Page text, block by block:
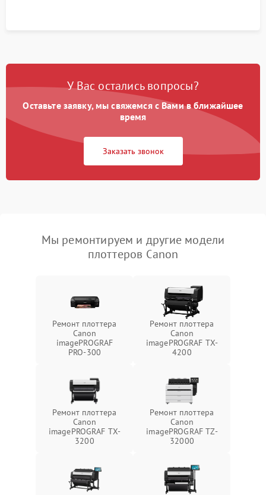
У Вас остались вопросы?
Оставьте заявку, мы свяжемся с Вами в ближайшее
время
Заказать звонок
Мы ремонтируем и другие модели
плоттеров Canon
Ремонт плоттера
Canon
imagePROGRAF
PRO-300
Ремонт плоттера
Canon
imagePROGRAF TX-
4200
Ремонт плоттера
Canon
imagePROGRAF TX-
3200
Ремонт плоттера
Canon
imagePROGRAF TZ-
32000